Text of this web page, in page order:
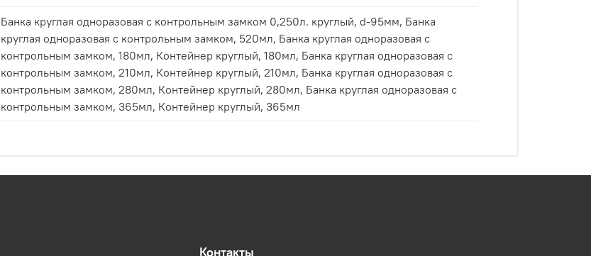
Банка круглая одноразовая с контрольным замком 0,250л. круглый, d-95мм, Банка
круглая одноразовая с контрольным замком, 520мл, Банка круглая одноразовая с
контрольным замком, 180мл, Контейнер круглый, 180мл, Банка круглая одноразовая с
контрольным замком, 210мл, Контейнер круглый, 210мл, Банка круглая одноразовая с
контрольным замком, 280мл, Контейнер круглый, 280мл, Банка круглая одноразовая с
контрольным замком, 365мл, Контейнер круглый, 365мл
Контакты